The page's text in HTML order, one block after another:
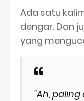
Ada satu
dengar. Dan
yang
"Ah,